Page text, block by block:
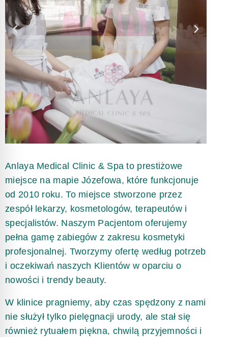
Anlaya Medical Clinic & Spa to prestiżowe
miejsce na mapie Józefowa, które funkcjonuje
od 2010 roku. To miejsce stworzone przez
zespół lekarzy, kosmetologów, terapeutów i
specjalistów. Naszym Pacjentom oferujemy
pełna gamę zabiegów z zakresu kosmetyki
profesjonalnej. Tworzymy ofertę według potrzeb
i oczekiwań naszych Klientów w oparciu o
nowości i trendy beauty.
W klinice pragniemy, aby czas spędzony z nami
nie służył tylko pielęgnacji urody, ale stał się
również rytuałem piękna, chwilą przyjemności i